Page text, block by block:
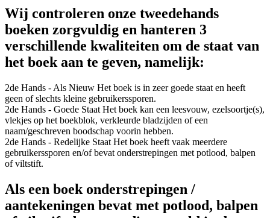
Wij controleren onze tweedehands
boeken zorgvuldig en hanteren 3
verschillende kwaliteiten om de staat van
het boek aan te geven, namelijk:
2de Hands - Als Nieuw Het boek is in zeer goede staat en heeft
geen of slechts kleine gebruikerssporen.
2de Hands - Goede Staat Het boek kan een leesvouw, ezelsoortje(s),
vlekjes op het boekblok, verkleurde bladzijden of een
naam/geschreven boodschap voorin hebben.
2de Hands - Redelijke Staat Het boek heeft vaak meerdere
gebruikerssporen en/of bevat onderstrepingen met potlood, balpen
of viltstift.
Als een boek onderstrepingen /
aantekeningen bevat met potlood, balpen